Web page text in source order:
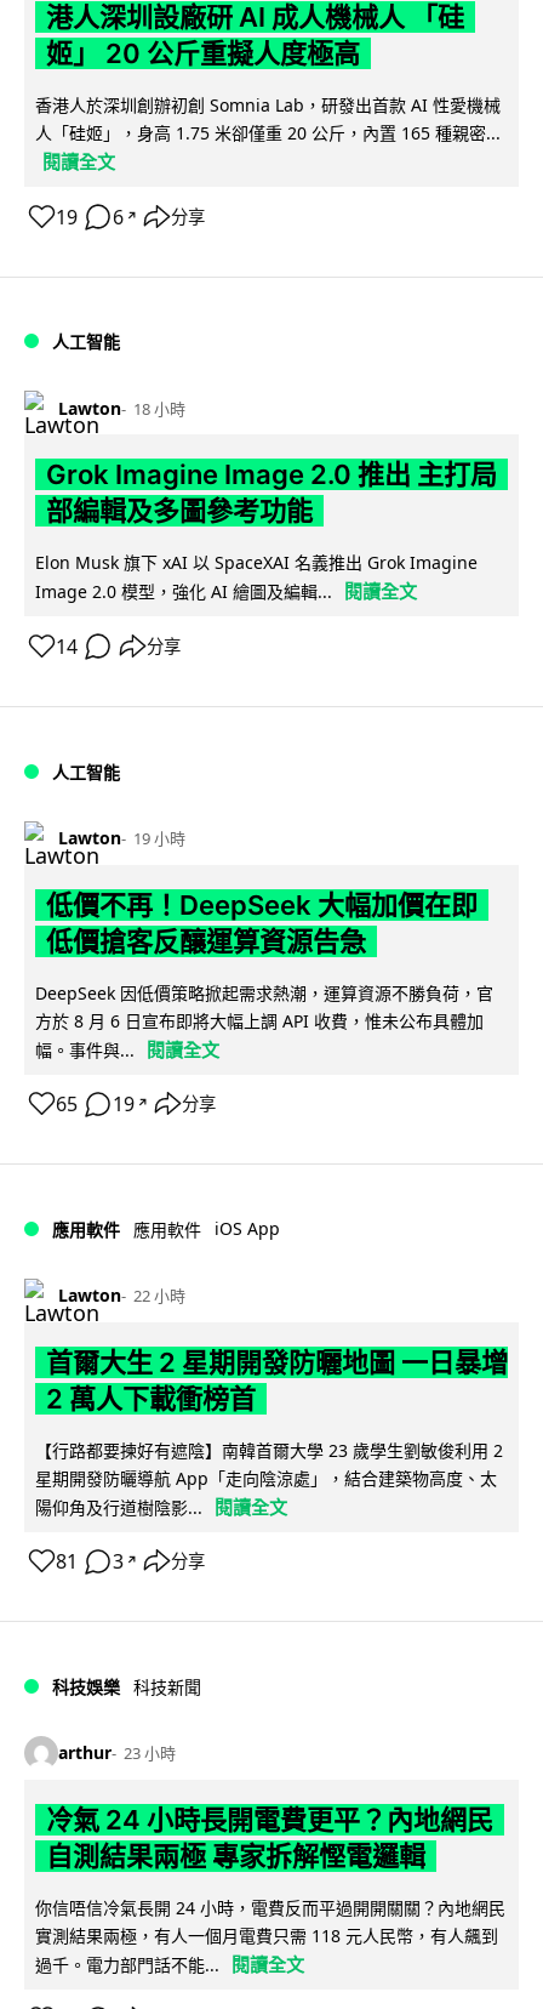
港人深圳設廠研 AI 成人機械人 「硅
姬」 20 公斤重擬人度極高
香港人於深圳創辦初創 Somnia Lab，研發出首款 AI 性愛機械
人「硅姬」，身高 1.75 米卻僅重 20 公斤，內置 165 種親密...
閱讀全文
19 6 ↗ 分享
人工智能
Lawton 18 小時
Grok Imagine Image 2.0 推出 主打局
部編輯及多圖參考功能
Elon Musk 旗下 xAI 以 SpaceXAI 名義推出 Grok Imagine
Image 2.0 模型，強化 AI 繪圖及編輯...
閱讀全文
14 分享
人工智能
Lawton 19 小時
低價不再！DeepSeek 大幅加價在即
低價搶客反釀運算資源告急
DeepSeek 因低價策略掀起需求熱潮，運算資源不勝負荷，官
方於 8 月 6 日宣布即將大幅上調 API 收費，惟未公布具體加
幅。事件與...
閱讀全文
65 19 ↗ 分享
應用軟件 應用軟件 iOS App
Lawton 22 小時
首爾大生 2 星期開發防曬地圖 一日暴增
2 萬人下載衝榜首
【行路都要揀好有遮陰】南韓首爾大學 23 歲學生劉敏俊利用 2
星期開發防曬導航 App「走向陰涼處」，結合建築物高度、太
陽仰角及行道樹陰影...
閱讀全文
81 3 ↗ 分享
科技娛樂 科技新聞
arthur 23 小時
冷氣 24 小時長開電費更平？內地網民
自測結果兩極 專家拆解慳電邏輯
你信唔信冷氣長開 24 小時，電費反而平過開開關關？內地網民
實測結果兩極，有人一個月電費只需 118 元人民幣，有人飆到
過千。電力部門話不能...
閱讀全文